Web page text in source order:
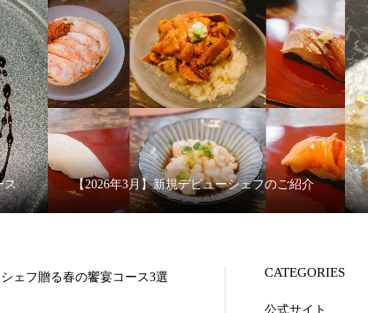
ス 【2026年3月】新規デビューシェフのご紹介
ェフ贈る春の饗宴コース3選 CATEGORIES
公式サイト